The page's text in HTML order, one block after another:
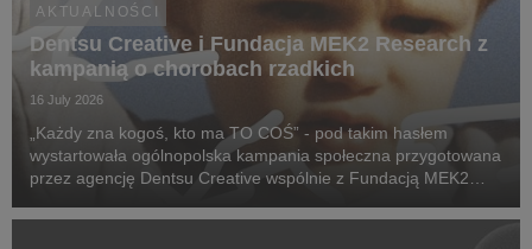
AKTUALNOŚCI
Dentsu Creative i Fundacja MEK2 Research z
kampanią o chorobach rzadkich
16 July 2026
„Każdy zna kogoś, kto ma TO COŚ” - pod takim hasłem
wystartowała ogólnopolska kampania społeczna przygotowana
przez agencję Dentsu Creative wspólnie z Fundacją MEK2
chorób rzadkich, zwrócenie uwagi na problemy pac...